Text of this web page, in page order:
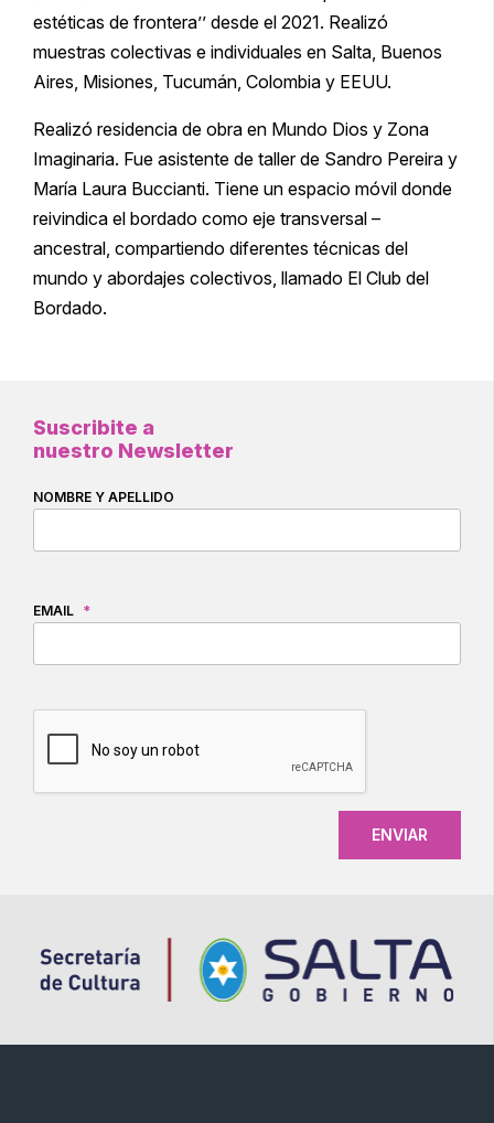
estéticas de frontera’’ desde el 2021. Realizó
muestras colectivas e individuales en Salta, Buenos
Aires, Misiones, Tucumán, Colombia y EEUU.
Realizó residencia de obra en Mundo Dios y Zona
Imaginaria. Fue asistente de taller de Sandro Pereira y
María Laura Buccianti. Tiene un espacio móvil donde
reivindica el bordado como eje transversal –
ancestral, compartiendo diferentes técnicas del
mundo y abordajes colectivos, llamado El Club del
Bordado.
Suscribite a
nuestro Newsletter
NOMBRE Y APELLIDO
EMAIL *